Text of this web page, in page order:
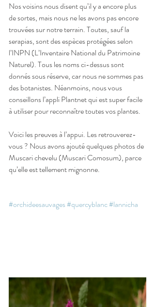
Nos voisins nous disent qu’il y a encore plus
de sortes, mais nous ne les avons pas encore
trouvées sur notre terrain. Toutes, sauf la
serapias, sont des espèces protégées selon
l’INPN (L’Inventaire National du Patrimoine
Naturel). Tous les noms ci-dessus sont
donnés sous réserve, car nous ne sommes pas
des botanistes. Néanmoins, nous vous
conseillons l’appli Plantnet qui est super facile
à utiliser pour reconnaître toutes vos plantes.
Voici les preuves à l’appui. Les retrouverez-
vous ? Nous avons ajouté quelques photos de
Muscari chevelu (Muscari Comosum), parce
qu’elle est tellement mignonne.
#orchideesauvages#quercyblanc#lannicha